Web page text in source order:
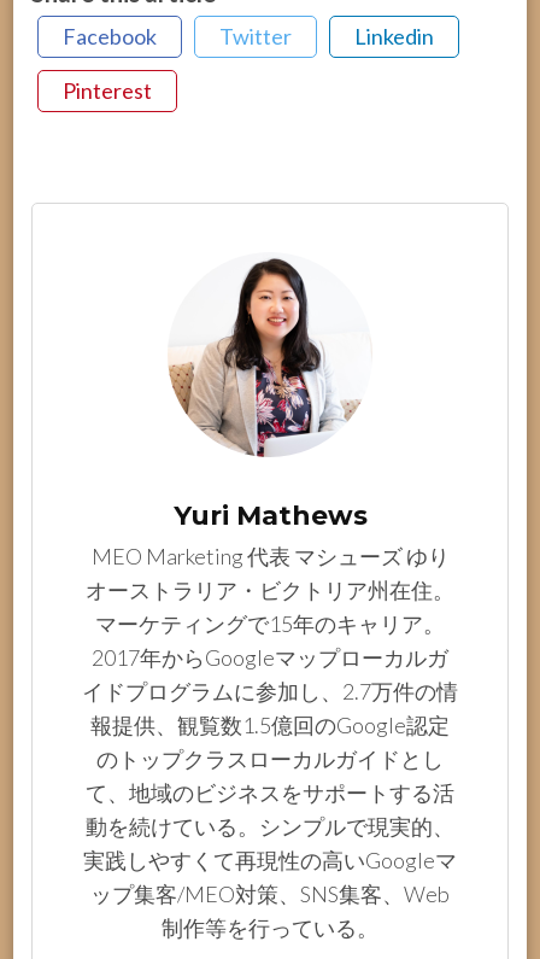
Facebook Twitter Linkedin
Pinterest
Yuri Mathews
MEO Marketing 代表 マシューズ ゆり
オーストラリア・ビクトリア州在住。
マーケティングで15年のキャリア。
2017年からGoogleマップローカルガ
イドプログラムに参加し、2.7万件の情
報提供、観覧数1.5億回のGoogle認定
のトップクラスローカルガイドとし
て、地域のビジネスをサポートする活
動を続けている。シンプルで現実的、
実践しやすくて再現性の高いGoogleマ
ップ集客/MEO対策、SNS集客、Web
制作等を行っている。